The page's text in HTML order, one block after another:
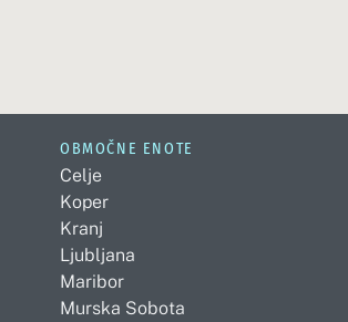
OBMOČNE ENOTE
Celje
Koper
Kranj
Ljubljana
Maribor
Murska Sobota